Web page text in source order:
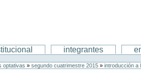
integrantes
optativas »segundo cuatrimestre 2015 »introducción a